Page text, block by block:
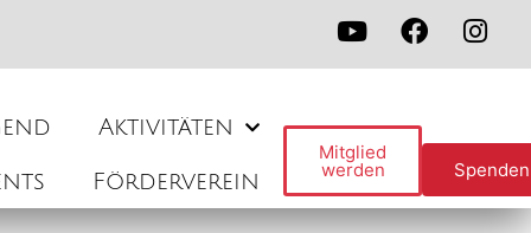
Aktivitäten
Förderverein
Mitglied
werden Spenden